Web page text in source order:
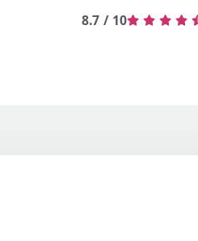
8.7 / 10